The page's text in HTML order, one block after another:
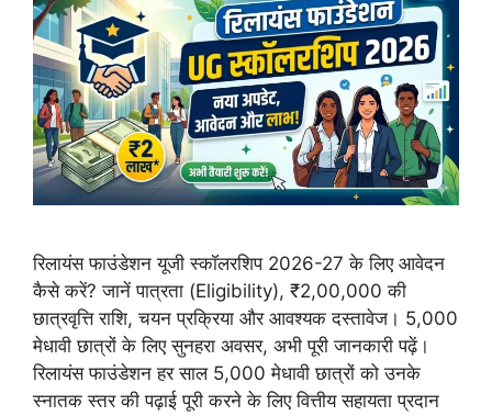
रिलायंस फाउंडेशन यूजी स्कॉलरशिप 2026-27 के लिए आवेदन
कैसे करें? जानें पात्रता (Eligibility), ₹2,00,000 की
छात्रवृत्ति राशि, चयन प्रक्रिया और आवश्यक दस्तावेज। 5,000
मेधावी छात्रों के लिए सुनहरा अवसर, अभी पूरी जानकारी पढ़ें।
रिलायंस फाउंडेशन हर साल 5,000 मेधावी छात्रों को उनके
स्नातक स्तर की पढ़ाई पूरी करने के लिए वित्तीय सहायता प्रदान